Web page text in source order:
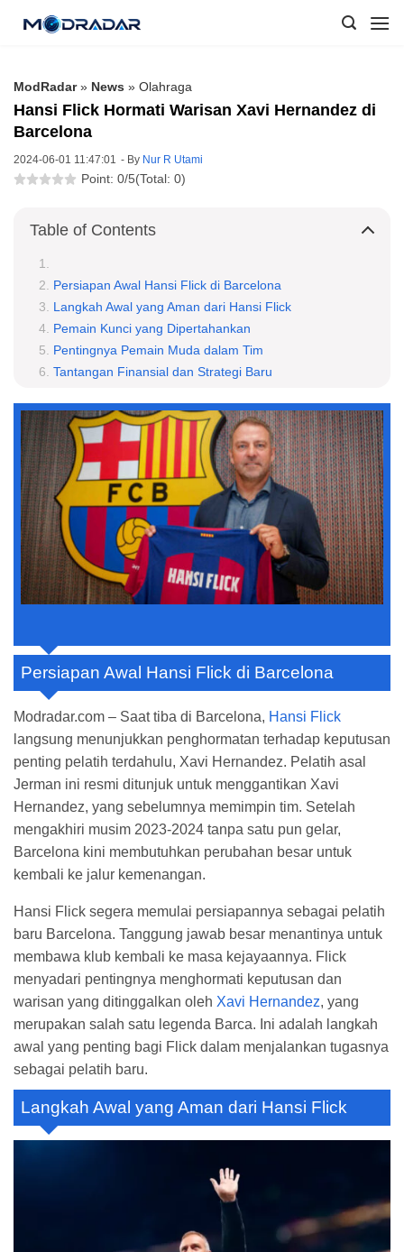
ModRadar» News » Olahraga
Hansi Flick Hormati Warisan Xavi Hernandez di
Barcelona
2024-06-01 11:47:01 - By Nur R Utami
Point: 0/5(Total: 0)
Table of Contents
Persiapan Awal Hansi Flick di Barcelona
Langkah Awal yang Aman dari Hansi Flick
Pemain Kunci yang Dipertahankan
Pentingnya Pemain Muda dalam Tim
Tantangan Finansial dan Strategi Baru
Optimisme Masa Depan
Persiapan Awal Hansi Flick di Barcelona
Modradar.com – Saat tiba di Barcelona, Hansi Flick
langsung menunjukkan penghormatan terhadap keputusan
penting pelatih terdahulu, Xavi Hernandez. Pelatih asal
Jerman ini resmi ditunjuk untuk menggantikan Xavi
Hernandez, yang sebelumnya memimpin tim. Setelah
mengakhiri musim 2023-2024 tanpa satu pun gelar,
Barcelona kini membutuhkan perubahan besar untuk
kembali ke jalur kemenangan.
Hansi Flick segera memulai persiapannya sebagai pelatih
baru Barcelona. Tanggung jawab besar menantinya untuk
membawa klub kembali ke masa kejayaannya. Flick
menyadari pentingnya menghormati keputusan dan
warisan yang ditinggalkan oleh Xavi Hernandez, yang
merupakan salah satu legenda Barca. Ini adalah langkah
awal yang penting bagi Flick dalam menjalankan tugasnya
sebagai pelatih baru.
Langkah Awal yang Aman dari Hansi Flick